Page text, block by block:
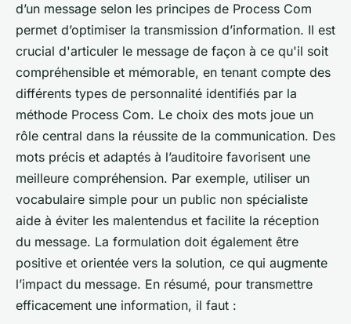
d’un message selon les principes de Process Com
permet d’optimiser la transmission d’information. Il est
crucial d'articuler le message de façon à ce qu'il soit
compréhensible et mémorable, en tenant compte des
différents types de personnalité identifiés par la
méthode Process Com. Le choix des mots joue un
rôle central dans la réussite de la communication. Des
mots précis et adaptés à l’auditoire favorisent une
meilleure compréhension. Par exemple, utiliser un
vocabulaire simple pour un public non spécialiste
aide à éviter les malentendus et facilite la réception
du message. La formulation doit également être
positive et orientée vers la solution, ce qui augmente
l’impact du message. En résumé, pour transmettre
efficacement une information, il faut :